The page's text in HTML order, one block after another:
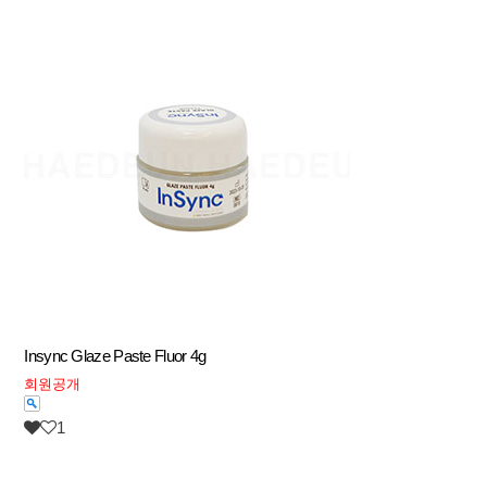
Insync Glaze Paste Fluor 4g
회원공개
1